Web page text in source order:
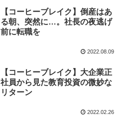
【コーヒーブレイク】倒産はあ
る朝、突然に…。社長の夜逃げ
前に転職を
2022.08.09
【コーヒーブレイク】大企業正
社員から見た教育投資の微妙な
リターン
2022.02.26